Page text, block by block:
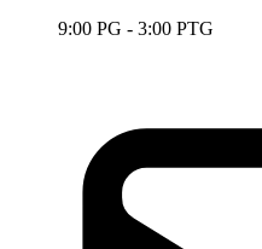
9:00 PG - 3:00 PTG